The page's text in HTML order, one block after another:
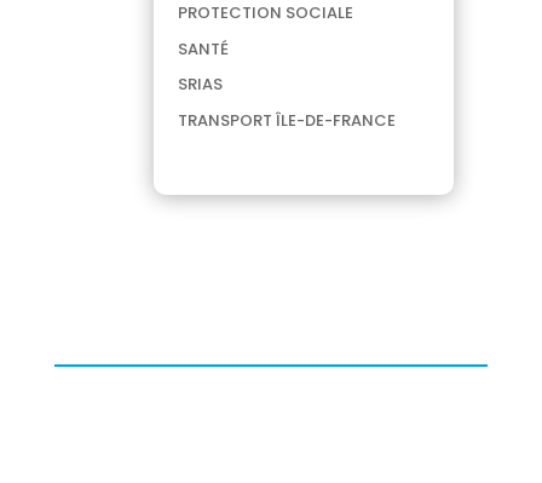
PROTECTION SOCIALE
SANTÉ
SRIAS
TRANSPORT ÎLE-DE-FRANCE